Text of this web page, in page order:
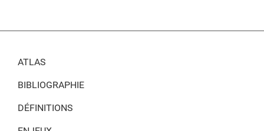
ATLAS
BIBLIOGRAPHIE
DÉFINITIONS